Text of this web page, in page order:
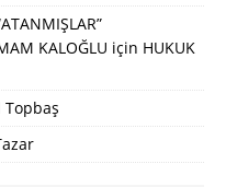
KALOĞLU için HUKUK
Topbaş